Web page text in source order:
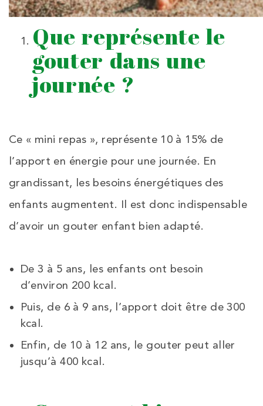
Que représente le
gouter dans une
journée ?
Ce « mini repas », représente 10 à 15% de
l’apport en énergie pour une journée. En
grandissant, les besoins énergétiques des
enfants augmentent. Il est donc indispensable
d’avoir un gouter enfant bien adapté.
De 3 à 5 ans, les enfants ont besoin
d’environ 200 kcal.
Puis, de 6 à 9 ans, l’apport doit être de 300
kcal.
Enfin, de 10 à 12 ans, le gouter peut aller
jusqu’à 400 kcal.